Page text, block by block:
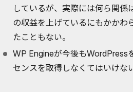
しているが、実際には何ら関係
の収益を上げているにもかかわ
たこともない。
WP Engineが今後もWordPress
センスを取得しなくてはいけな